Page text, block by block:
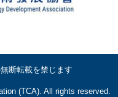
断転載を禁じます
(TCA). All rights reserved.